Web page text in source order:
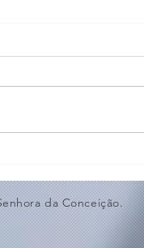
ao Dia dos
da Conceição.